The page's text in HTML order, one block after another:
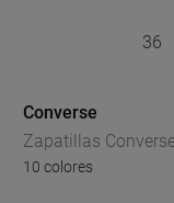
36
Converse
Zapatillas
All Star Valentine’s
10 colores